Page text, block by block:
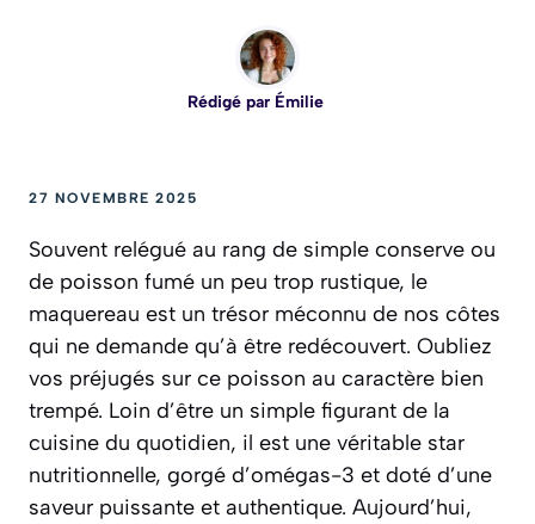
Rédigé par Émilie
27 NOVEMBRE 2025
Souvent relégué au rang de simple conserve ou
de poisson fumé un peu trop rustique, le
maquereau est un trésor méconnu de nos côtes
qui ne demande qu’à être redécouvert. Oubliez
vos préjugés sur ce poisson au caractère bien
trempé. Loin d’être un simple figurant de la
cuisine du quotidien, il est une véritable star
nutritionnelle, gorgé d’omégas-3 et doté d’une
saveur puissante et authentique. Aujourd’hui,